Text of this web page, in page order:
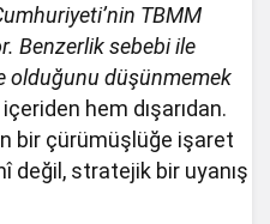
TBMM
Benzerlik sebebi ile
olduğunu düşünmemek
hem dışarıdan.
bir çürümüşlüğe işaret
değil, stratejik bir uyanış